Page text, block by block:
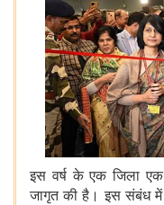
इस वर्ष के एक जिला
जागृत की है। इस संबंध में